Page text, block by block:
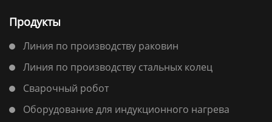
Продукты
Линия по производству раковин
Линия по производству стальных колец
Сварочный робот
Оборудование для индукционного нагрева